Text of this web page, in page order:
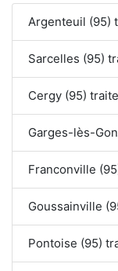
Argenteuil (95)
Sarcelles (95)
Cergy (95)
Garges-lès-
Franconville
Goussainville
Pontoise (95)